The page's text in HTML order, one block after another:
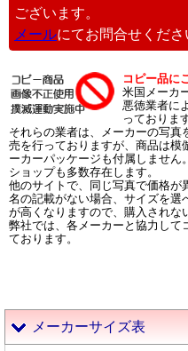
ございます。
メールにてお問合せくださ
コピー品に
米国メーカ
悪徳業者に
っておりま
それらの業者は、メーカーの写真
売を行っておりますが、商品は模
ーカーパッケージも付属しませ
ショップも多数存在します。
他のサイトで、同じ写真で価格が
名の記載がない場合、サイズを選
が高くなりますので、購入されな
弊社では、各メーカーと協力して
ております。
メーカーサイズ表